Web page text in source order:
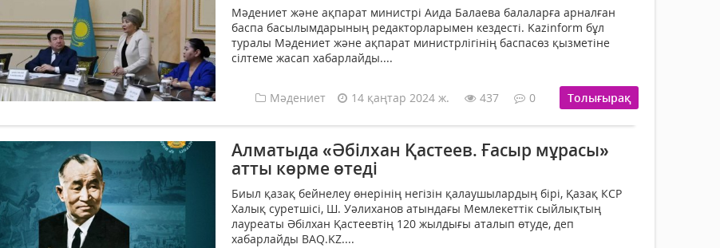
Мәдениет және ақпарат министрі Аида Балаева балаларға арналған
баспа басылымдарының редакторларымен кездесті. Kazinform бұл
туралы Мәдениет және ақпарат министрлігінің баспасөз қызметіне
сілтеме жасап хабарлайды....
Мәдениет 14 қаңтар 2024 ж. 437 0 Толығырақ
Алматыда «Әбілхан Қастеев. Ғасыр мұрасы»
атты көрме өтеді
Биыл қазақ бейнелеу өнерінің негізін қалаушылардың бірі, Қазақ КСР
Халық суретшісі, Ш. Уәлиханов атындағы Мемлекеттік сыйлықтың
лауреаты Әбілхан Қастеевтің 120 жылдығы аталып өтуде, деп
хабарлайды BAQ.KZ....